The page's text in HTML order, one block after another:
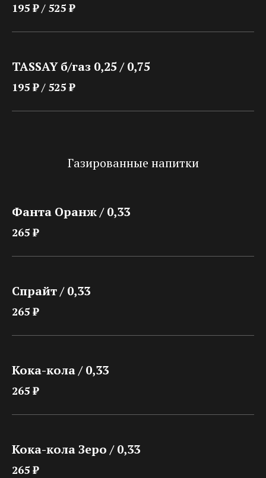
195 ₽ / 525 ₽
TASSAY б/газ 0,25 / 0,75
195 ₽ / 525 ₽
Газированные напитки
Фанта Оранж / 0,33
265 ₽
Спрайт / 0,33
265 ₽
Кока-кола / 0,33
265 ₽
Кока-кола Зеро / 0,33
265 ₽